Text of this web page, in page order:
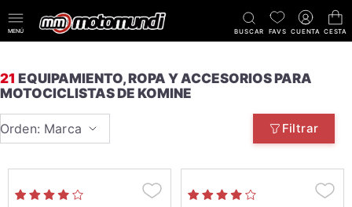
MENÚ BUSCAR FAVS CUENTA CESTA
21 EQUIPAMIENTO, ROPA Y ACCESORIOS PARA
MOTOCICLISTAS DE KOMINE
Orden: Marca Filtrar